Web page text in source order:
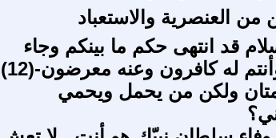
من العنصرية والاستعباد
قد انتهى حكم ما بينكم وجاء
له كافرون وعنه معرضون-(12)
ولكن من يحمل ويحمي